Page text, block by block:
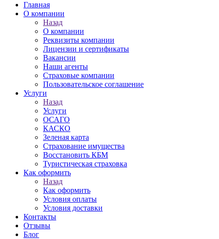
Главная
О компании
Назад
О компании
Реквизиты компании
Лицензии и сертификаты
Вакансии
Наши агенты
Страховые компании
Пользовательское соглашение
Услуги
Назад
Услуги
ОСАГО
КАСКО
Зеленая карта
Страхование имущества
Восстановить КБМ
Туристическая страховка
Как оформить
Назад
Как оформить
Условия оплаты
Условия доставки
Контакты
Отзывы
Блог